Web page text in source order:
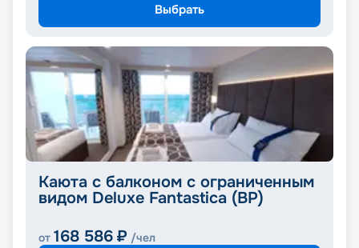
Выбрать
Каюта с балконом с ограниченным
видом Deluxe Fantastica (BP)
от 168 586 ₽ /чел